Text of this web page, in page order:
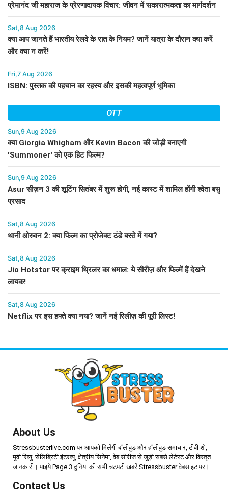
प्रेमानंद जी महाराज के प्रेरणादायक विचार: जीवन में सकारात्मकता का मार्गदर्शन
Sat,8 Aug 2026
क्या आप जानते हैं भारतीय रेलवे के रात के नियम? जानें यात्रा के दौरान क्या करें
और क्या न करें!
Fri,7 Aug 2026
ISBN: पुस्तक की पहचान का रहस्य और इसकी महत्वपूर्ण भूमिका
OTT
Sun,9 Aug 2026
क्या Giorgia Whigham और Kevin Bacon की जोड़ी बनाएगी
'Summoner' को एक हिट फिल्म?
Sun,9 Aug 2026
Asur सीज़न 3 की शूटिंग सितंबर में शुरू होगी, नई कास्ट में शामिल होंगी श्वेता बसु
प्रसाद
Sat,8 Aug 2026
थानी ओरुवन 2: क्या फिल्म का प्रोजेक्ट ठंडे बस्ते में गया?
Sat,8 Aug 2026
Jio Hotstar पर क्राइम थ्रिलर का धमाल: ये सीरीज़ और फिल्में हैं देखने
लायक!
Sat,8 Aug 2026
Netflix पर इस हफ्ते क्या नया? जानें नई रिलीज़ की पूरी लिस्ट!
About Us
Stressbusterlive.com पर आपको मिलेंगी बॉलीवुड और हॉलीवुड समाचार, टीवी शो,
मूवी रिव्यु, सेलिब्रिटी इंटरव्यू, क्षेत्रीय सिनेमा, वेब सीरीज से जुड़ी सबसे लेटेस्ट और विस्तृत
जानकारी। पाइये Page 3 दुनिया की सभी चटपटी खबरें Stressbuster वेबसाइट पर।
Contact Us